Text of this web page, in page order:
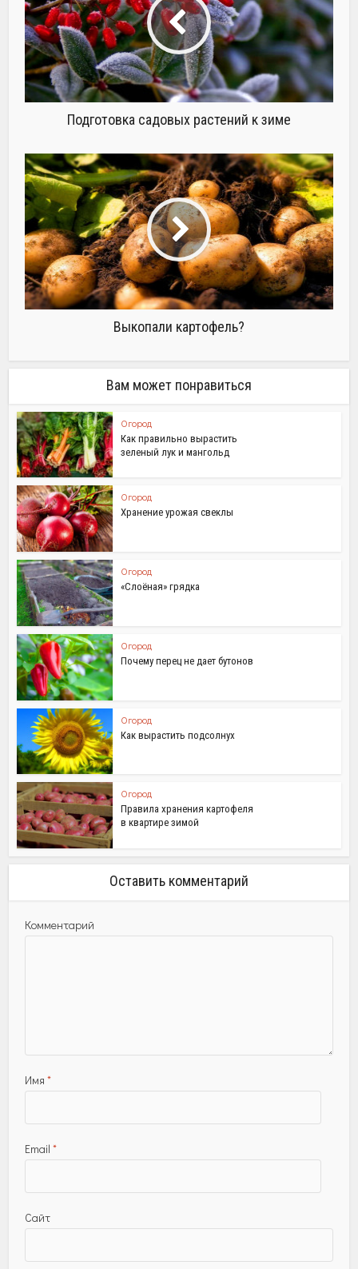
Подготовка садовых растений к зиме
Выкопали картофель?
Вам может понравиться
Огород
Как правильно вырастить
зеленый лук и мангольд
Огород
Хранение урожая свеклы
Огород
«Слоёная» грядка
Огород
Почему перец не дает бутонов
Огород
Как вырастить подсолнух
Огород
Правила хранения картофеля
в квартире зимой
Оставить комментарий
Комментарий
Имя *
Email *
Сайт